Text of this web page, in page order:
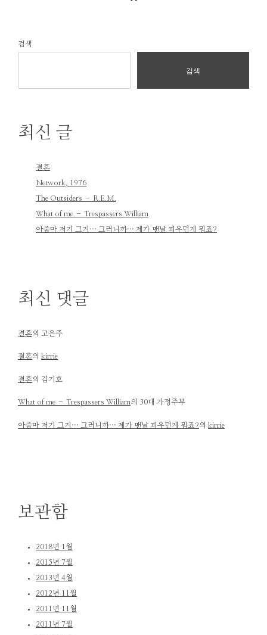
검색
검색
최신 글
결혼
Network, 1976
The Outsiders – R.E.M.
What of me – Trespassers William
아줌마 저기 그거… 그러니까… 제가 맨날 피우던게 뭐죠?
최신 댓글
결혼의 고은주
결혼의 kirrie
결혼의 김기호
What of me – Trespassers William의 30대 가정주부
아줌마 저기 그거… 그러니까… 제가 맨날 피우던게 뭐죠?의 kirrie
보관함
2018년 1월
2015년 7월
2013년 4월
2012년 11월
2011년 11월
2011년 7월